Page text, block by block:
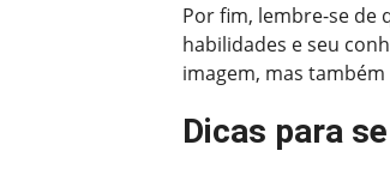
Por fim, lembre-se de
habilidades e seu
imagem, mas
Dicas para